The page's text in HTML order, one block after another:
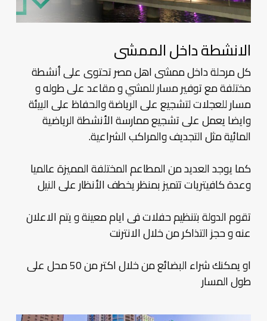
الانشطة داخل الممشى
كل مرحلة داخل ممشى اهل مصر تحتوى على أنشطة
مختلفة مع توفير مسار للمشي و مقاعد على طوله و
مسار للعجلات لتشجيع على الرياضة والحفاظ على البيئة
وايضا يعمل على تشجيع ممارسة الأنشطة الرياضية
المائية مثل التجديف والمراكب الشراعية.
كما يوجد العديد من المطاعم المختلفة المميزة عالميا
وعدة كافيتريات تتميز بمنظر يخطف الأنظار على النيل
تقوم الدولة بتنظيم حفلات فى ايام معينة و يتم الاعلان
عنه و حجز التذاكر من خلال الانترنت
او يمكنك شراء البضائع من خلال اكتر من 50 محل على
طول المسار